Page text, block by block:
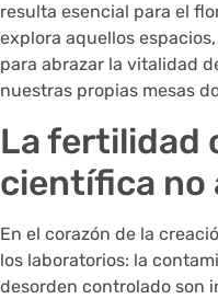
resulta esencial para el
explora aquellos
para abrazar la vitalidad
nuestras propias mesas
La fertilidad
científica no
En el corazón de la
los laboratorios: la
desorden controlado son